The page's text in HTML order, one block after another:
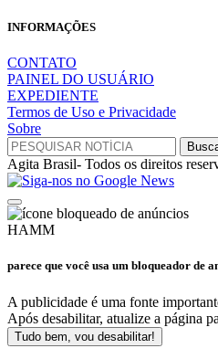
INFORMAÇÕES
CONTATO
PAINEL DO USUÁRIO
EXPEDIENTE
Termos de Uso e Privacidade
Sobre
Agita Brasil- Todos os direitos
HAMM
parece que você usa um bloqueador de
A publicidade é uma fonte
Após desabilitar, atualize a página
Tudo bem, vou desabilitar!